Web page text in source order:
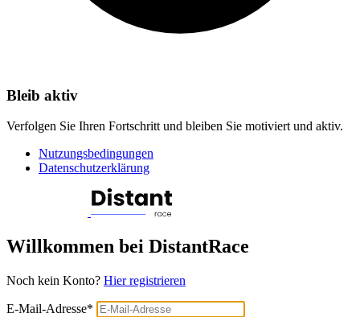
Bleib aktiv
Verfolgen Sie Ihren Fortschritt und bleiben Sie motiviert und aktiv.
Nutzungsbedingungen
Datenschutzerklärung
Willkommen bei DistantRace
Noch kein Konto? Hier registrieren
E-Mail-Adresse*